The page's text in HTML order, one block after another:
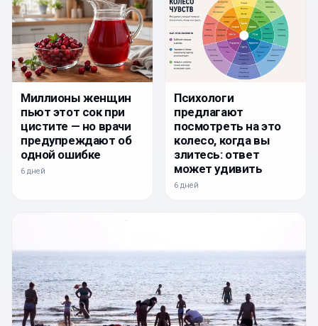
Миллионы женщин
пьют этот сок при
цистите — но врачи
предупреждают об
одной ошибке
6 дней
Психологи
предлагают
посмотреть на это
колесо, когда вы
злитесь: ответ
может удивить
6 дней